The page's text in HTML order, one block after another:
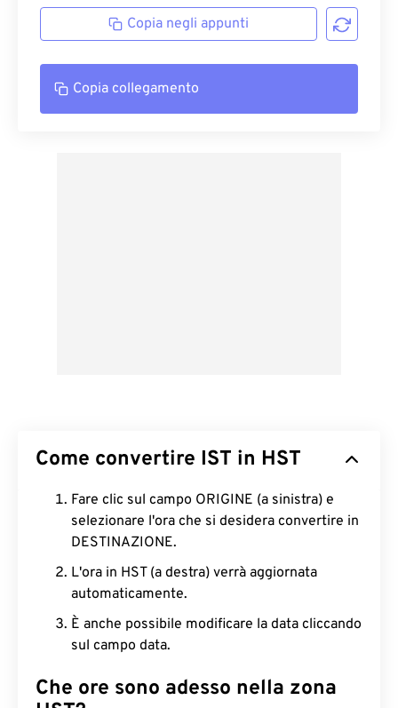
Copia negli appunti
Copia collegamento
Come convertire IST in HST
Fare clic sul campo ORIGINE (a sinistra) e
selezionare l'ora che si desidera convertire in
DESTINAZIONE.
L'ora in HST (a destra) verrà aggiornata
automaticamente.
È anche possibile modificare la data cliccando
sul campo data.
Che ore sono adesso nella zona